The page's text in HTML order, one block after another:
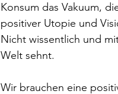
Konsum das Vakuum,
positiver Utopie und
Nicht wissentlich und
Welt sehnt.
Wir brauchen eine